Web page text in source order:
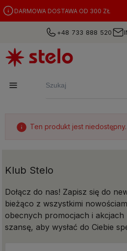
DARMOWA DOSTAWA OD 300 ZŁ
+48 733 888 520
Ten produkt jest niedostępny.
Klub Stelo
Dołącz do nas! Zapisz się do
bieżąco z wszystkimi
obecnych promocjach i akcjach
szansę, aby wysłać do Ciebie